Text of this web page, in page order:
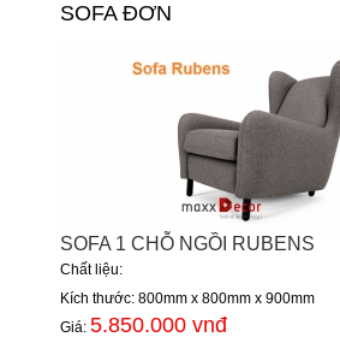
SOFA ĐƠN
SOFA 1 CHỖ NGỒI RUBENS
Chất liệu:
Kích thước: 800mm x 800mm x 900mm
Giá: 5.850.000 vnđ